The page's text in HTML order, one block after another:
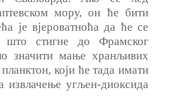
мору, он ће бити
је вјероватноћа да ће се
што стигне до Фрамског
значити мање хранљивих
који ће тада имати
извлачење угљен-диоксида